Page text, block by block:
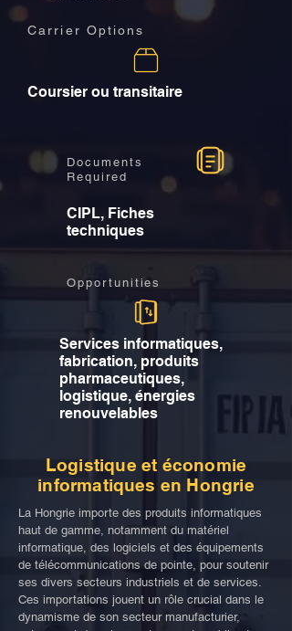
Carrier Options
Coursier ou transitaire
Documents
Required
CIPL, Fiches
techniques
Opportunities
Services informatiques,
fabrication, produits
pharmaceutiques,
logistique, énergies
renouvelables
Logistique et économie
informatiques en Hongrie
La Hongrie importe des produits informatiques
haut de gamme, notamment du matériel
informatique, des logiciels et des équipements
de télécommunications de pointe, pour soutenir
ses divers secteurs industriels et de services.
Ces importations jouent un rôle crucial dans le
dynamisme de son secteur manufacturier,